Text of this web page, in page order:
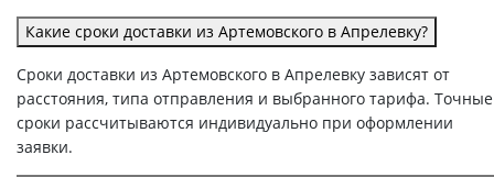
Какие сроки доставки из Артемовского в Апрелевку?
Сроки доставки из Артемовского в Апрелевку зависят от
расстояния, типа отправления и выбранного тарифа. Точные
сроки рассчитываются индивидуально при оформлении
заявки.